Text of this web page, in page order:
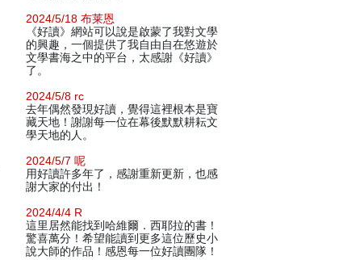
2024/5/18 布莱恩
《好讀》網站可以說是啟蒙了我對文學
的興趣，一個提供了我自由自在悠遊於
文學書海之中的平台，太感謝《好讀》
了。
2024/5/8 rc
去年偶然發現好讀，覺得這裡根本是寶
藏天地！謝謝每一位在幕後默默耕耘文
學天地的人。
2024/5/7 呢
用好讀許多年了，感謝重新更新，也感
謝大家的付出！
2024/4/4 R
這里居然能找到哈維爾．西耶拉的書！
驚喜萬分！希望能讀到更多這位歷史小
說大師的作品！感恩每一位好讀團隊！